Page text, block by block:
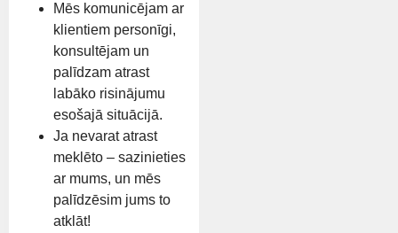
Mēs komunicējam ar
klientiem personīgi,
konsultējam un
palīdzam atrast
labāko risinājumu
esošajā situācijā.
Ja nevarat atrast
meklēto – sazinieties
ar mums, un mēs
palīdzēsim jums to
atklāt!